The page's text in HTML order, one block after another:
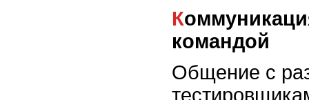
Коммуникация и работа с
командой
Общение с